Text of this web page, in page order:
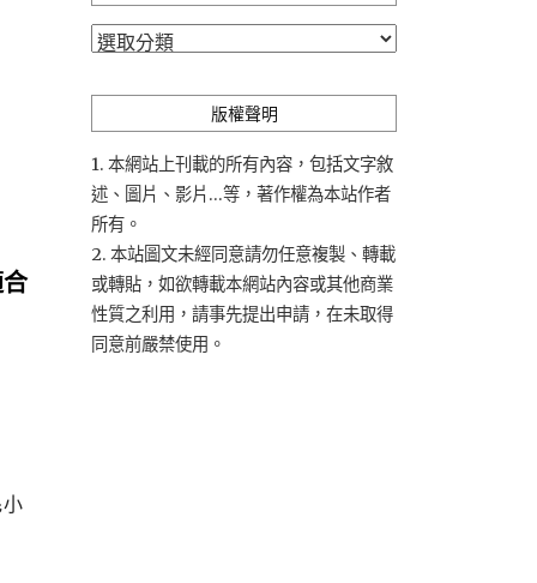
分
版權聲明
1. 本網站上刊載的所有內容，包括文字敘
述、圖片、影片...等，著作權為本站作者
所有。
2. 本站圖文未經同意請勿任意複製、轉載
或轉貼，如欲轉載本網站內容或其他商業
性質之利用，請事先提出申請，在未取得
同意前嚴禁使用。